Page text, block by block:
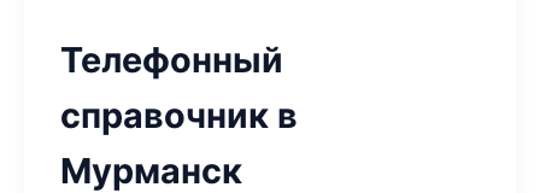
Телефонный
справочник в
Мурманск